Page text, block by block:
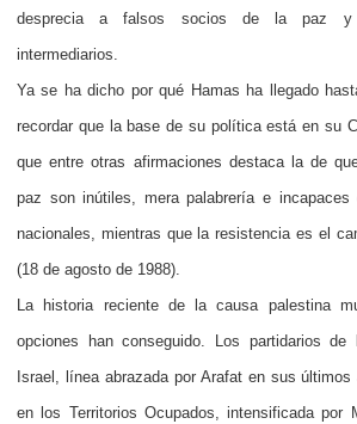
desprecia a falsos socios de la paz y
intermediarios.
Ya se ha dicho por qué Hamas ha llegado
recordar que la base de su política está en su
que entre otras afirmaciones destaca la de
paz son inútiles, mera palabrería e
nacionales, mientras que la resistencia es el
(18 de agosto de 1988).
La historia reciente de la causa palestina
opciones han conseguido. Los partidarios de
Israel, línea abrazada por Arafat en sus
en los Territorios Ocupados, intensificada por